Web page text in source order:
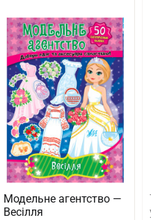
Модельне агентство —
Весілля